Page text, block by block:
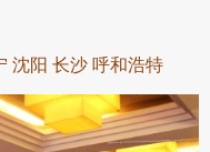
沈阳 长沙 呼和浩特